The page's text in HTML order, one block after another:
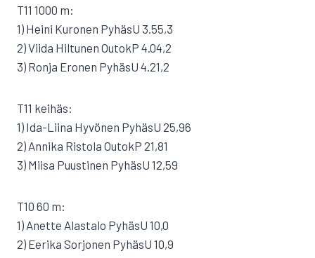
T11 1000 m:
1) Heini Kuronen PyhäsU 3.55,3
2) Viida Hiltunen OutokP 4.04,2
3) Ronja Eronen PyhäsU 4.21,2
T11 keihäs:
1) Ida-Liina Hyvönen PyhäsU 25,96
2) Annika Ristola OutokP 21,81
3) Miisa Puustinen PyhäsU 12,59
T10 60 m:
1) Anette Alastalo PyhäsU 10,0
2) Eerika Sorjonen PyhäsU 10,9